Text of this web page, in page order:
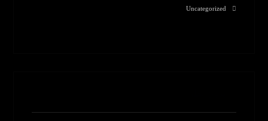
Uncategorized